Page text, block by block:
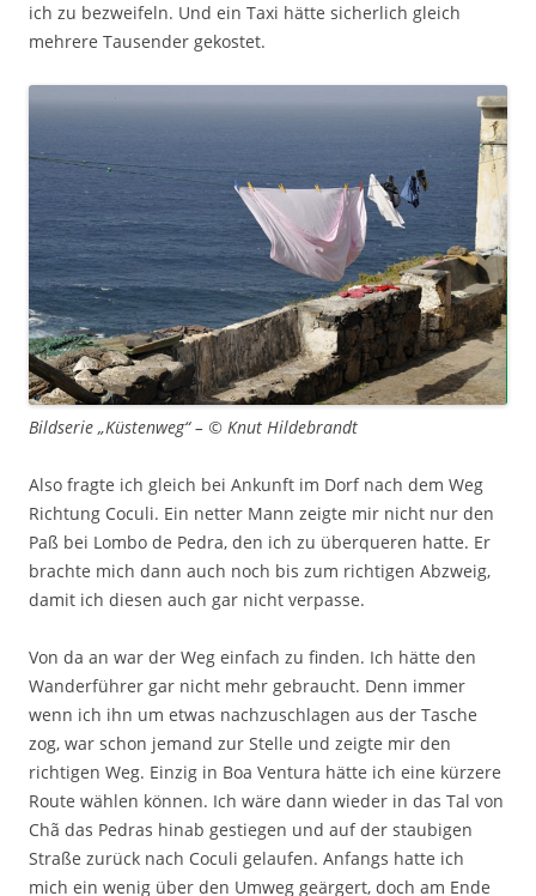
ich zu bezweifeln. Und ein Taxi hätte sicherlich gleich
mehrere Tausender gekostet.
Bildserie „Küstenweg“ – © Knut Hildebrandt
Also fragte ich gleich bei Ankunft im Dorf nach dem Weg
Richtung Coculi. Ein netter Mann zeigte mir nicht nur den
Paß bei Lombo de Pedra, den ich zu überqueren hatte. Er
brachte mich dann auch noch bis zum richtigen Abzweig,
damit ich diesen auch gar nicht verpasse.
Von da an war der Weg einfach zu finden. Ich hätte den
Wanderführer gar nicht mehr gebraucht. Denn immer
wenn ich ihn um etwas nachzuschlagen aus der Tasche
zog, war schon jemand zur Stelle und zeigte mir den
richtigen Weg. Einzig in Boa Ventura hätte ich eine kürzere
Route wählen können. Ich wäre dann wieder in das Tal von
Chã das Pedras hinab gestiegen und auf der staubigen
Straße zurück nach Coculi gelaufen. Anfangs hatte ich
mich ein wenig über den Umweg geärgert, doch am Ende